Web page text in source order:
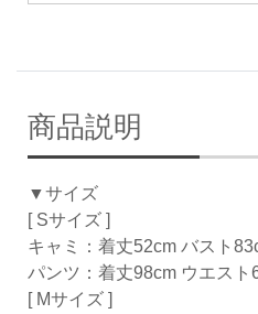
商品説明
▼サイズ
[ Sサイズ ]
キャミ：着丈52cm バスト
パンツ：着丈98cm ウエス
[ Mサイズ ]